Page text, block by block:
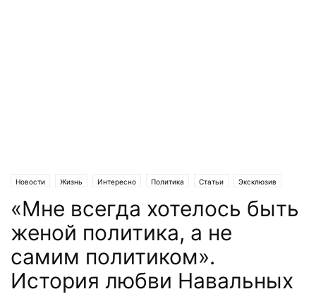
Новости Жизнь Интересно Политика Статьи Эксклюзив
«Мне всегда хотелось быть
женой политика, а не
самим политиком».
История любви Навальных